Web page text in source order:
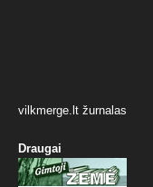
vilkmerge.lt žurnalas
Draugai